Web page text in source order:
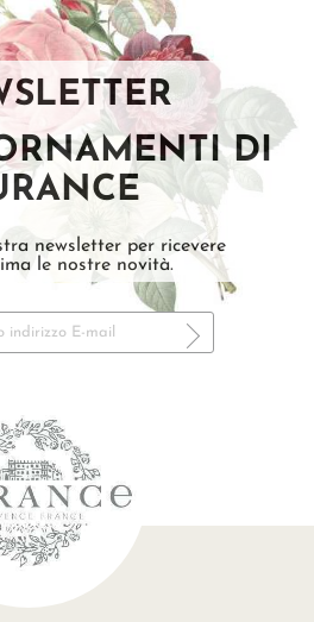
DI
newsletter per ricevere
le nostre novità.